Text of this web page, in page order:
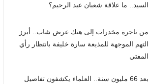
السيد.. ما علاقة شعبان عبد الرحيم؟
من تاجرة مخدرات إلى هتك عرض شاب.. أبرز
التهم الموجهة للمذيعة سارة خليفة بانتظار رأي
المفتي
بعد 66 مليون سنة.. العلماء يكشفون تفاصيل